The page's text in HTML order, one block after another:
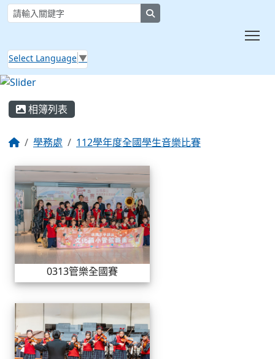
Select Language ▼
相簿列表
學務處 112學年度全國學生音樂比賽
相簿列表 0313管樂全國賽
0313管樂全國賽